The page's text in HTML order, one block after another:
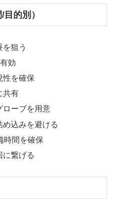
的別）
狙う
効
性を確保
共有
ローブを用意
込みを避ける
時間を確保
に繋げる